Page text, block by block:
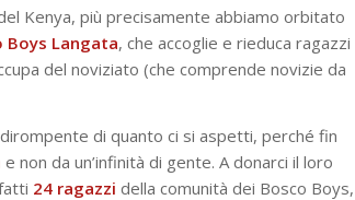
Kenya, più precisamente abbiamo orbitato
Boys Langata, che accoglie e rieduca ragazzi
del noviziato (che comprende novizie da
di quanto ci si aspetti, perché fin
e non da un’infinità di gente. A donarci il loro
24 ragazzi della comunità dei Bosco Boys,